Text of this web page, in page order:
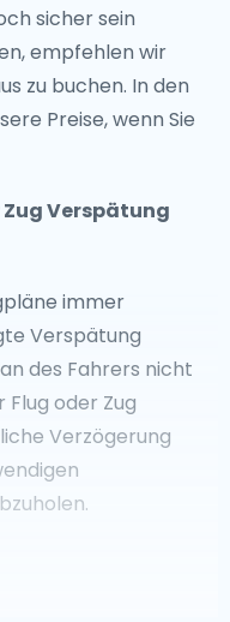
sicher sein
empfehlen wir
zu buchen. In den
Preise, wenn Sie
Zug Verspätung
immer
Verspätung
des Fahrers nicht
oder Zug
Verzögerung